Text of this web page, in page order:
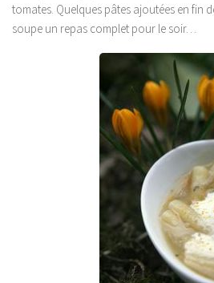
tomates. Quelques pâtes ajoutées en fin
soupe un repas complet pour le soir…